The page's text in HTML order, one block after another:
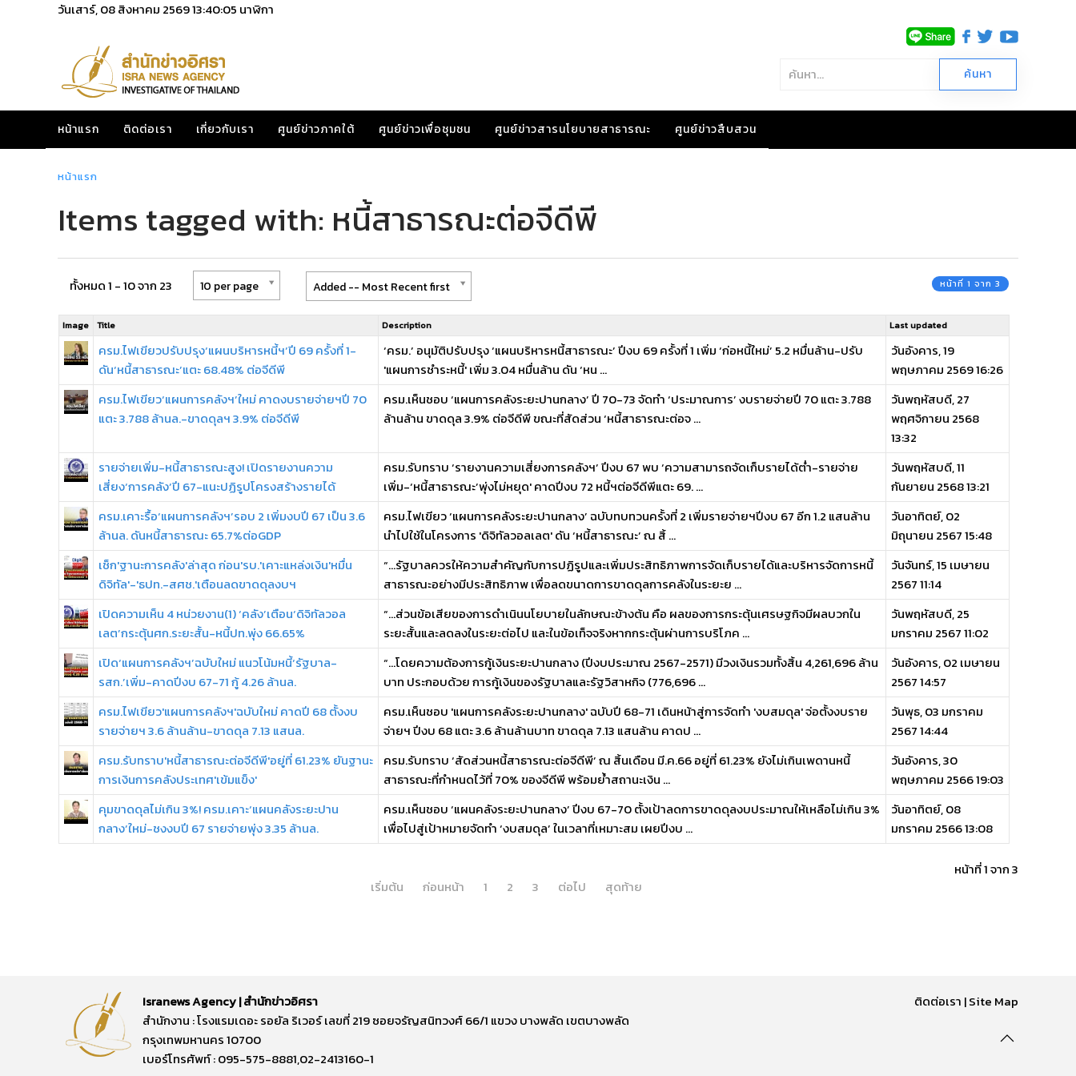
วันเสาร์, 08 สิงหาคม 256913:40:06 นาฬิกา
หน้าแรก ติดต่อเรา เกี่ยวกับเรา ศูนย์ข่าวภาคใต้ ศูนย์ข่าวเพื่อชุมชน ศูนย์ข่าวสารนโยบายสาธารณะ ศูนย์ข่าวสืบสวน
หน้าแรก
Items tagged with: หนี้สาธารณะต่อจีดีพี
ทั้งหมด 1 - 10 จาก 23 10 per page Added -- Most Recent first หน้าที่ 1 จาก 3
Image Title Description Last updated
ครม.ไฟเขียวปรับปรุง‘แผนบริหารหนี้ฯ’ปี 69 ครั้งที่ 1-
ดัน‘หนี้สาธารณะ’แตะ 68.48% ต่อจีดีพี
‘ครม.’ อนุมัติปรับปรุง ‘แผนบริหารหนี้สาธารณะ’ ปีงบ 69 ครั้งที่ 1 เพิ่ม ‘ก่อหนี้ใหม่’ 5.2 หมื่นล้าน-ปรับ
'แผนการชำระหนี้' เพิ่ม 3.04 หมื่นล้าน ดัน ‘หน ...
วันอังคาร, 19
พฤษภาคม 2569 16:26
ครม.ไฟเขียว‘แผนการคลังฯ’ใหม่ คาดงบรายจ่ายฯปี 70
แตะ 3.788 ล้านล.-ขาดดุลฯ 3.9% ต่อจีดีพี
ครม.เห็นชอบ ‘แผนการคลังระยะปานกลาง’ ปี 70-73 จัดทำ ‘ประมาณการ’ งบรายจ่ายปี 70 แตะ 3.788
ล้านล้าน ขาดดุล 3.9% ต่อจีดีพี ขณะที่สัดส่วน ‘หนี้สาธารณะต่อจ ...
วันพฤหัสบดี, 27
พฤศจิกายน 2568
13:32
รายจ่ายเพิ่ม-หนี้สาธารณะสูง! เปิดรายงานความ
เสี่ยง‘การคลัง’ปี 67-แนะปฏิรูปโครงสร้างรายได้
ครม.รับทราบ ‘รายงานความเสี่ยงการคลังฯ’ ปีงบ 67 พบ ‘ความสามารถจัดเก็บรายได้ต่ำ-รายจ่าย
เพิ่ม-‘หนี้สาธารณะ’พุ่งไม่หยุด' คาดปีงบ 72 หนี้ฯต่อจีดีพีแตะ 69. ...
วันพฤหัสบดี, 11
กันยายน 2568 13:21
ครม.เคาะรื้อ‘แผนการคลังฯ’รอบ 2 เพิ่มงบปี 67 เป็น 3.6
ล้านล. ดันหนี้สาธารณะ 65.7%ต่อGDP
ครม.ไฟเขียว ‘แผนการคลังระยะปานกลาง’ ฉบับทบทวนครั้งที่ 2 เพิ่มรายจ่ายฯปีงบ 67 อีก 1.2 แสนล้าน
นำไปใช้ในโครงการ 'ดิจิทัลวอลเลต' ดัน ‘หนี้สาธารณะ’ ณ สิ้ ...
วันอาทิตย์, 02
มิถุนายน 2567 15:48
เช็ก'ฐานะการคลัง'ล่าสุด ก่อน'รบ.'เคาะแหล่งเงิน'หมื่น
ดิจิทัล'-'ธปท.-สศช.'เตือนลดขาดดุลงบฯ
“…รัฐบาลควรให้ความสำคัญกับการปฏิรูปและเพิ่มประสิทธิภาพการจัดเก็บรายได้และบริหารจัดการหนี้
สาธารณะอย่างมีประสิทธิภาพ เพื่อลดขนาดการขาดดุลการคลังในระยะย ...
วันจันทร์, 15 เมษายน
2567 11:14
เปิดความเห็น 4 หน่วยงาน(1) ‘คลัง’เตือน‘ดิจิทัลวอล
เลต’กระตุ้นศก.ระยะสั้น-หนี้ปท.พุ่ง 66.65%
“…ส่วนข้อเสียของการดำเนินนโยบายในลักษณะข้างต้น คือ ผลของการกระตุ้นเศรษฐกิจมีผลบวกใน
ระยะสั้นและลดลงในระยะต่อไป และในข้อเท็จจริงหากกระตุ้นผ่านการบริโภค ...
วันพฤหัสบดี, 25
มกราคม 2567 11:02
เปิด‘แผนการคลังฯ’ฉบับใหม่ แนวโน้มหนี้‘รัฐบาล-
รสก.’เพิ่ม-คาดปีงบ 67-71 กู้ 4.26 ล้านล.
“…โดยความต้องการกู้เงินระยะปานกลาง (ปีงบประมาณ 2567-2571) มีวงเงินรวมทั้งสิ้น 4,261,696 ล้าน
บาท ประกอบด้วย การกู้เงินของรัฐบาลและรัฐวิสาหกิจ (776,696 ...
วันอังคาร, 02 เมษายน
2567 14:57
ครม.ไฟเขียว'แผนการคลังฯ'ฉบับใหม่ คาดปี 68 ตั้งงบ
รายจ่ายฯ 3.6 ล้านล้าน-ขาดดุล 7.13 แสนล.
ครม.เห็นชอบ 'แผนการคลังระยะปานกลาง' ฉบับปี 68-71 เดินหน้าสู่การจัดทำ 'งบสมดุล' จ่อตั้งงบราย
จ่ายฯ ปีงบ 68 แตะ 3.6 ล้านล้านบาท ขาดดุล 7.13 แสนล้าน คาดป ...
วันพุธ, 03 มกราคม
2567 14:44
ครม.รับทราบ'หนี้สาธารณะต่อจีดีพี'อยู่ที่ 61.23% ยันฐานะ
การเงินการคลังประเทศ'เข้มแข็ง'
ครม.รับทราบ ‘สัดส่วนหนี้สาธารณะต่อจีดีพี’ ณ สิ้นเดือน มี.ค.66 อยู่ที่ 61.23% ยังไม่เกินเพดานหนี้
สาธารณะที่กำหนดไว้ที่ 70% ของจีดีพี พร้อมย้ำสถานะเงิน ...
วันอังคาร, 30
พฤษภาคม 2566 19:03
คุมขาดดุลไม่เกิน 3%! ครม.เคาะ‘แผนคลังระยะปาน
กลาง’ใหม่-ชงงบปี 67 รายจ่ายพุ่ง 3.35 ล้านล.
ครม.เห็นชอบ ‘แผนคลังระยะปานกลาง’ ปีงบ 67-70 ตั้งเป้าลดการขาดดุลงบประมาณให้เหลือไม่เกิน 3%
เพื่อไปสู่เป้าหมายจัดทำ ‘งบสมดุล’ ในเวลาที่เหมาะสม เผยปีงบ ...
วันอาทิตย์, 08
มกราคม 2566 13:08
หน้าที่ 1 จาก 3
เริ่มต้น
ก่อนหน้า 1 2 3 ต่อไป สุดท้าย
Isranews Agency | สำนักข่าวอิศรา
สำนักงาน : โรงแรมเดอะ รอยัล ริเวอร์ เลขที่ 219 ซอยจรัญสนิทวงศ์ 66/1 แขวง บางพลัด เขตบางพลัด
กรุงเทพมหานคร 10700
เบอร์โทรศัพท์ : 095-575-8881,02-2413160-1
ติดต่อเรา |Site Map